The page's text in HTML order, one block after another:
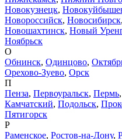
Новокузнецк,
Новороссийск, Новосибирск,
Новошахтинск, Новый
Ноябрьск
О
Обнинск, Одинцово,
Орехово-Зуево, Орск
П
Пенза, Первоуральск, Пермь,
Камчатский, Подольск,
Пятигорск
Р
Раменское, Ростов-на-Дону,